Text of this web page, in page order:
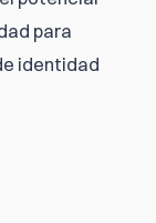
para
identidad